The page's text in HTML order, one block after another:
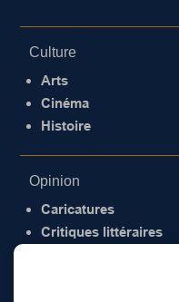
Culture
Arts
Cinéma
Histoire
Opinion
Caricatures
Critiques littéraires